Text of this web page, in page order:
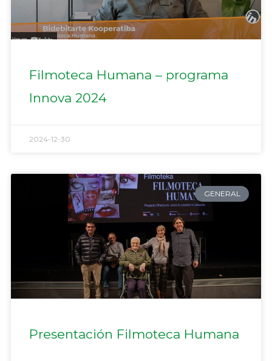
Filmoteca Humana – programa
Innova 2024
2024-12-30
GENERAL
Presentación Filmoteca Humana